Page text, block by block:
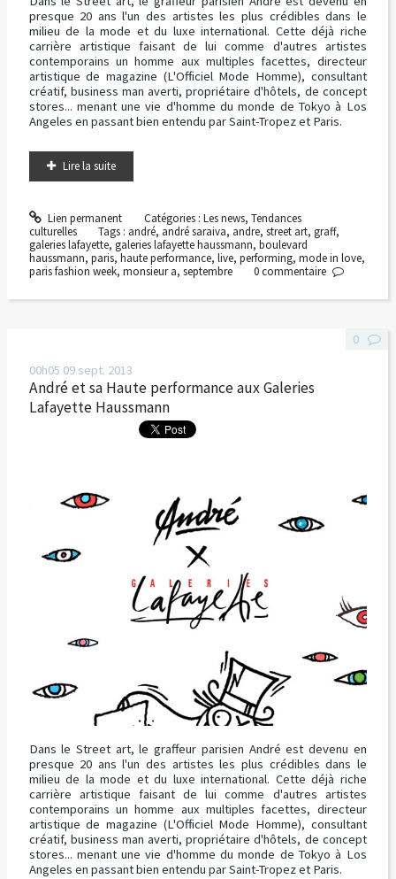
presque 20 ans l'un des artistes les plus crédibles dans le
milieu de la mode et du luxe international. Cette déjà riche
carrière artistique faisant de lui comme d'autres artistes
contemporains un homme aux multiples facettes, directeur
artistique de magazine (L'Officiel Mode Homme), consultant
créatif, business man averti, propriétaire d'hôtels, de concept
stores... menant une vie d'homme du monde de Tokyo à Los
Angeles en passant bien entendu par Saint-Tropez et Paris.
Lire la suite
Lien permanent Catégories : Les news, Tendances
culturelles
Tags : andré, andré saraiva, andre,street art,graff,
galeries lafayette, galeries lafayette haussmann, boulevard
haussmann, paris, haute performance, live, performing, mode in love,
paris fashion week, monsieur a, septembre 0commentaire
00h05 09 sept. 2013
André et sa Haute performance aux Galeries
Lafayette Haussmann
Dans le Street art, le graffeur parisien André est devenu en
presque 20 ans l'un des artistes les plus crédibles dans le
milieu de la mode et du luxe international. Cette déjà riche
carrière artistique faisant de lui comme d'autres artistes
contemporains un homme aux multiples facettes, directeur
artistique de magazine (L'Officiel Mode Homme), consultant
créatif, business man averti, propriétaire d'hôtels, de concept
stores... menant une vie d'homme du monde de Tokyo à Los
Angeles en passant bien entendu par Saint-Tropez et Paris.
0